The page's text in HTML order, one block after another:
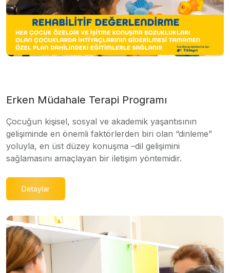
Erken Müdahale Terapi Programı
Çocuğun kişisel, sosyal ve akademik yaşantısının
gelişiminde en önemli faktörlerden biri olan “dinleme”
yoluyla, en üst düzey konuşma –dil gelişimini
sağlamasını amaçlayan bir iletişim yöntemidir.
Detaylar